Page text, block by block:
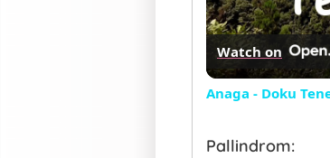
Watch on
Anaga - Doku
Pallindrom: